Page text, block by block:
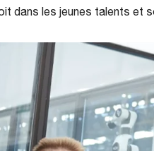
dans les jeunes talents et